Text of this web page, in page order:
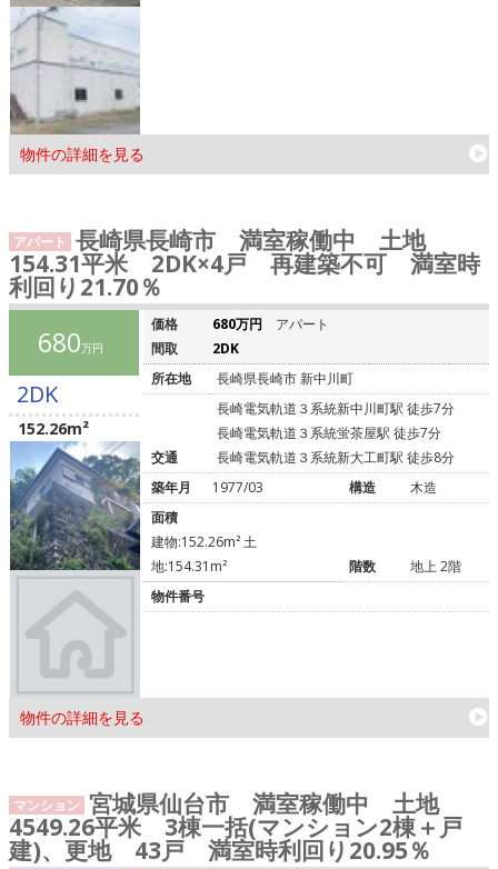
物件の詳細を見る
アパート 長崎県長崎市 満室稼働中 土地
154.31平米 2DK×4戸 再建築不可 満室時
利回り21.70％
680万円
2DK
152.26m²
物件の詳細を見る
価格 680万円
アパート
間取
2DK
所在地
長崎県長崎市 新中川町
交通
長崎電気軌道３系統新中川町駅 徒歩7分
長崎電気軌道３系統蛍茶屋駅 徒歩7分
長崎電気軌道３系統新大工町駅 徒歩8分
築年月
1977/03 構造
木造
面積
建物:152.26m² 土
地:154.31m²
階数
地上 2階
物件番号
マンション 宮城県仙台市 満室稼働中 土地
4549.26平米 3棟一括(マンション2棟＋戸
建)、更地 43戸 満室時利回り20.95％